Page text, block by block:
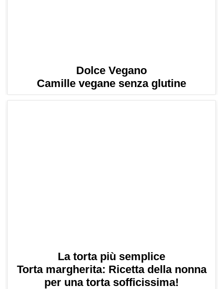
Dolce Vegano
Camille vegane senza glutine
La torta più semplice
Torta margherita: Ricetta della nonna
per una torta sofficissima!